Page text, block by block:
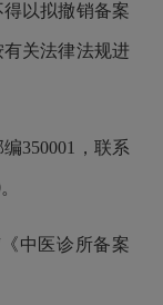
以拟撤销备案
关法律法规进
350001，联系
中医诊所备案